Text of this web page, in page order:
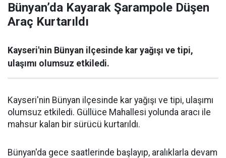
Bünyan’da Kayarak Şarampole Düşen
Araç Kurtarıldı
Kayseri'nin Bünyan ilçesinde kar yağışı ve tipi,
ulaşımı olumsuz etkiledi.
Kayseri'nin Bünyan ilçesinde kar yağışı ve tipi, ulaşımı
olumsuz etkiledi. Güllüce Mahallesi yolunda aracı ile
mahsur kalan bir sürücü kurtarıldı.
Bünyan'da gece saatlerinde başlayıp, aralıklarla devam